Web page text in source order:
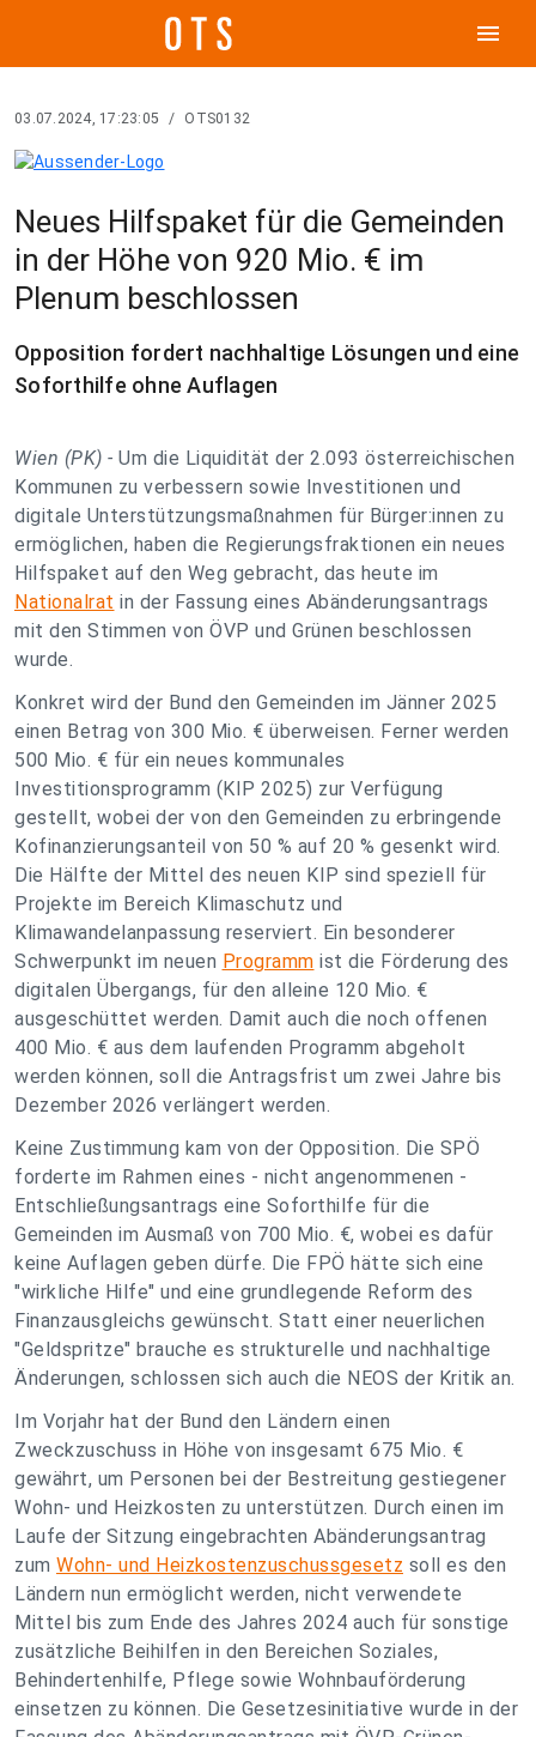
menu
03.07.2024, 17:23:05 / OTS0132
Neues Hilfspaket für die Gemeinden
in der Höhe von 920 Mio. € im
Plenum beschlossen
Opposition fordert nachhaltige Lösungen und eine
Soforthilfe ohne Auflagen
Wien (PK) - Um die Liquidität der 2.093 österreichischen
Kommunen zu verbessern sowie Investitionen und
digitale Unterstützungsmaßnahmen für Bürger:innen zu
ermöglichen, haben die Regierungsfraktionen ein neues
Hilfspaket auf den Weg gebracht, das heute im
Nationalrat in der Fassung eines Abänderungsantrags
mit den Stimmen von ÖVP und Grünen beschlossen
wurde.
Konkret wird der Bund den Gemeinden im Jänner 2025
einen Betrag von 300 Mio. € überweisen. Ferner werden
500 Mio. € für ein neues kommunales
Investitionsprogramm (KIP 2025) zur Verfügung
gestellt, wobei der von den Gemeinden zu erbringende
Kofinanzierungsanteil von 50 % auf 20 % gesenkt wird.
Die Hälfte der Mittel des neuen KIP sind speziell für
Projekte im Bereich Klimaschutz und
Klimawandelanpassung reserviert. Ein besonderer
Schwerpunkt im neuen Programm ist die Förderung des
digitalen Übergangs, für den alleine 120 Mio. €
ausgeschüttet werden. Damit auch die noch offenen
400 Mio. € aus dem laufenden Programm abgeholt
werden können, soll die Antragsfrist um zwei Jahre bis
Dezember 2026 verlängert werden.
Keine Zustimmung kam von der Opposition. Die SPÖ
forderte im Rahmen eines - nicht angenommenen -
Entschließungsantrags eine Soforthilfe für die
Gemeinden im Ausmaß von 700 Mio. €, wobei es dafür
keine Auflagen geben dürfe. Die FPÖ hätte sich eine
"wirkliche Hilfe" und eine grundlegende Reform des
Finanzausgleichs gewünscht. Statt einer neuerlichen
"Geldspritze" brauche es strukturelle und nachhaltige
Änderungen, schlossen sich auch die NEOS der Kritik an.
Im Vorjahr hat der Bund den Ländern einen
Zweckzuschuss in Höhe von insgesamt 675 Mio. €
gewährt, um Personen bei der Bestreitung gestiegener
Wohn- und Heizkosten zu unterstützen. Durch einen im
Laufe der Sitzung eingebrachten Abänderungsantrag
zum Wohn- und Heizkostenzuschussgesetz soll es den
Ländern nun ermöglicht werden, nicht verwendete
Mittel bis zum Ende des Jahres 2024 auch für sonstige
zusätzliche Beihilfen in den Bereichen Soziales,
Behindertenhilfe, Pflege sowie Wohnbauförderung
einsetzen zu können. Die Gesetzesinitiative wurde in der